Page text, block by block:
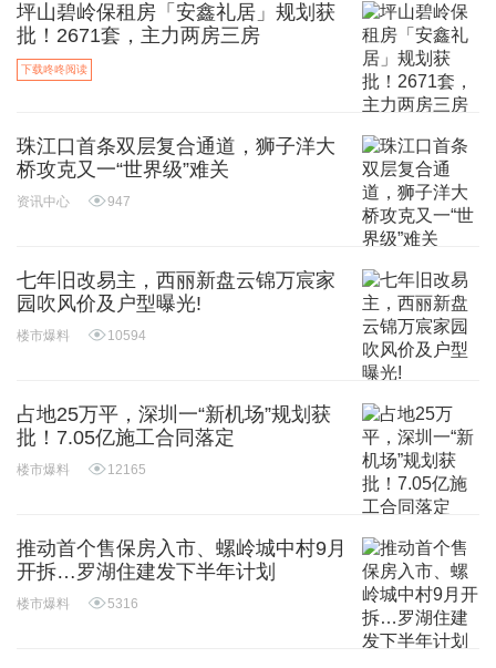
坪山碧岭保租房「安鑫礼居」规划获
批！2671套，主力两房三房
下载咚咚阅读
珠江口首条双层复合通道，狮子洋大
桥攻克又一“世界级”难关
资讯中心 947
七年旧改易主，西丽新盘云锦万宸家
园吹风价及户型曝光!
楼市爆料 10594
占地25万平，深圳一“新机场”规划获
批！7.05亿施工合同落定
楼市爆料 12165
推动首个售保房入市、螺岭城中村9月
开拆…罗湖住建发下半年计划
楼市爆料 5316